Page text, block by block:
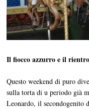
Il fiocco azzurro e il
Questo weekend di puro
sulla torta di u periodo già
Leonardo, il secondogenito